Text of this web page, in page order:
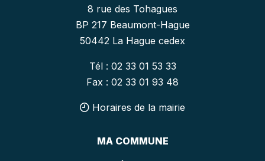
8 rue des Tohagues
BP 217 Beaumont-Hague
50442 La Hague cedex
Tél : 02 33 01 53 33
Fax : 02 33 01 93 48
Horaires de la mairie
MA COMMUNE